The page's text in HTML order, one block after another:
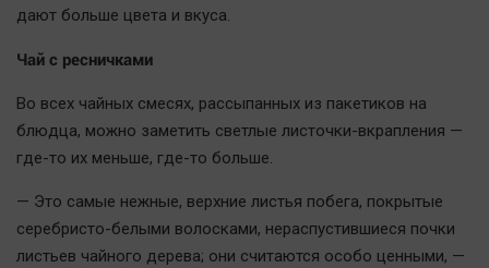
Online-консультация
Актуальная тема
Афиша
Вирус чтения
дают больше цвета и вкуса.
Чай с ресничками
Во всех чайных смесях, рассыпанных из пакетиков на
блюдца, можно заметить светлые листочки-вкрапления —
где-то их меньше, где-то больше.
— Это самые нежные, верхние листья побега, покрытые
серебристо-белыми волосками, нераспустившиеся почки
листьев чайного дерева; они считаются особо ценными, —